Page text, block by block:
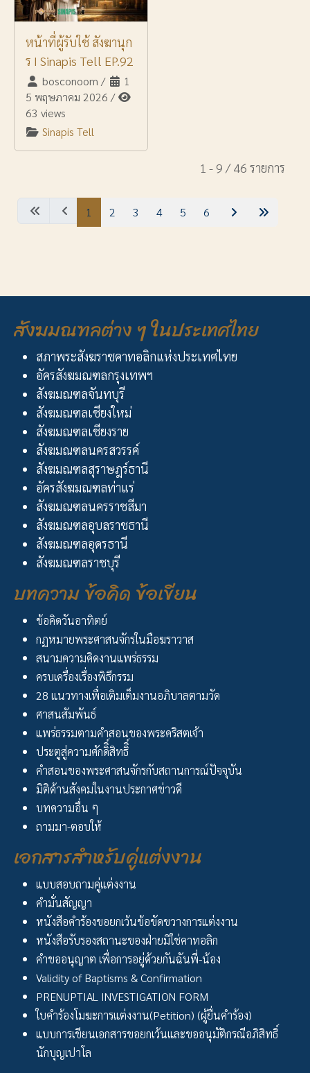
หน้าที่ผู้รับใช้ สังฆานุก
ร I Sinapis Tell EP.92
bosconoom /
1
5 พฤษภาคม 2026 /
63 views
Sinapis Tell
1 - 9 / 46 รายการ
1 2 3 4 5 6
สังฆมณฑลต่าง ๆ ในประเทศไทย
สภาพระสังฆราชคาทอลิกแห่งประเทศไทย
อัครสังฆมณฑลกรุงเทพฯ
สังฆมณฑลจันทบุรี
สังฆมณฑลเชียงใหม่
สังฆมณฑลเชียงราย
สังฆมณฑลนครสวรรค์
สังฆมณฑลสุราษฎร์ธานี
อัครสังฆมณฑลท่าแร่
สังฆมณฑลนครราชสีมา
สังฆมณฑลอุบลราชธานี
สังฆมณฑลอุดรธานี
สังฆมณฑลราชบุรี
บทความ ข้อคิด ข้อเขียน
ข้อคิดวันอาทิตย์
กฏหมายพระศาสนจักรในมือฆราวาส
สนามความคิดงานแพร่ธรรม
ครบเครื่องเรื่องพิธีกรรม
28 แนวทางเพื่อเติมเต็มงานอภิบาลตามวัด
ศาสนสัมพันธ์
แพร่ธรรมตามคำสอนของพระคริสตเจ้า
ประตูสู่ความศักดิิ์สิทธิิ์
คำสอนของพระศาสนจักรกับสถานการณ์ปัจจุบัน
มิติด้านสังคมในงานประกาศข่าวดี
บทความอื่น ๆ
ถามมา-ตอบให้
เอกสารสำหรับคู่แต่งงาน
แบบสอบถามคู่แต่งงาน
คำมั่นสัญญา
หนังสือคำร้องขอยกเว้นข้อขัดขวางการแต่งงาน
หนังสือรับรองสถานะของฝ่ายมิใช่คาทอลิก
คำขออนุญาต เพื่อการอยู่ด้วยกันฉันพี่-น้อง
Validity of Baptisms & Confirmation
PRENUPTIAL INVESTIGATION FORM
ใบคำร้องโมฆะการแต่งงาน(Petition) (ผู้ยื่นคำร้อง)
แบบการเขียนเอกสารขอยกเว้นและขออนุมัติกรณีอภิสิทธิ์
นักบุญเปาโล